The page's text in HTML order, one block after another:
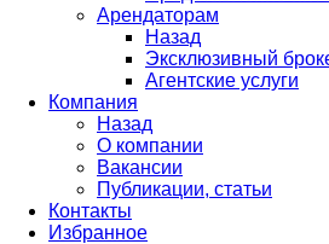
Арендаторам
Назад
Эксклюзивный
Агентские услуги
Компания
Назад
О компании
Вакансии
Публикации, статьи
Контакты
Избранное